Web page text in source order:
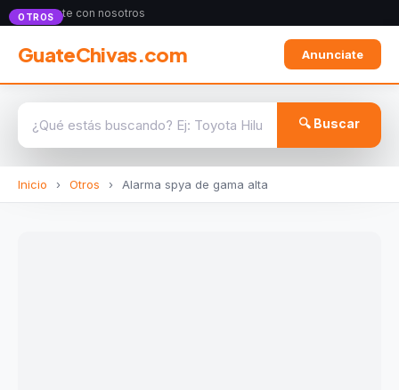
Anunciate con nosotros
GuateChivas.com Anunciate
🔍 Buscar
Inicio › Otros › Alarma spya de gama alta
OTROS